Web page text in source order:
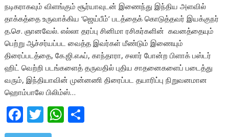
நடிகராகவும் விளங்கும் சூர்யாவுடன் இணைந்து இந்திய அளவில்
தாக்கத்தை உருவாக்கிய ‘ஜெய்பீம்’ படத்தைக் கொடுத்தவர் இயக்குநர்
த.செ. ஞானவேல். எல்லா தரப்பு சினிமா ரசிகர்களின் கவனத்தையும்
பெற்று ஆச்சர்யப்பட வைத்த இவர்கள் மீண்டும் இணையும்
திரைப்படத்தை, கே.ஜி.எஃப், காந்தாரா, சலார் போன்ற பிளாக் பஸ்டர்
ஹிட் வெற்றி படங்களைத் தருவதில் புதிய சாதனைகளைப் படைத்து
வரும், இந்தியாவின் முன்னணி திரைப்பட தயாரிப்பு நிறுவனமான
ஹொம்பாலே பிலிம்ஸ்…
F
ac
T
w
W
h